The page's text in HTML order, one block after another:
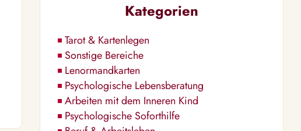
Kategorien
Tarot & Kartenlegen
Sonstige Bereiche
Lenormandkarten
Psychologische Lebensberatung
Arbeiten mit dem Inneren Kind
Psychologische Soforthilfe